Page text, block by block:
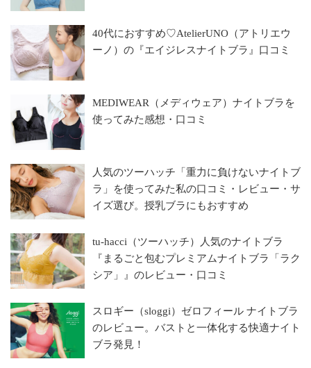
40代におすすめ♡AtelierUNO（アトリエウ
ーノ）の『エイジレスナイトブラ』口コミ
MEDIWEAR（メディウェア）ナイトブラを
使ってみた感想・口コミ
人気のツーハッチ「重力に負けないナイトブ
ラ」を使ってみた私の口コミ・レビュー・サ
イズ選び。授乳ブラにもおすすめ
tu-hacci（ツーハッチ）人気のナイトブラ
『まるごと包むプレミアムナイトブラ「ラク
シア」』のレビュー・口コミ
スロギー（sloggi）ゼロフィール ナイトブラ
のレビュー。バストと一体化する快適ナイト
ブラ発見！